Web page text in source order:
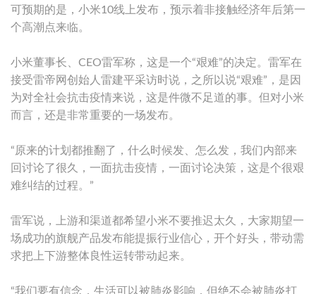
可预期的是，小米10线上发布，预示着非接触经济年后第一
个高潮点来临。
小米董事长、CEO雷军称，这是一个“艰难”的决定。雷军在
接受雷帝网创始人雷建平采访时说，之所以说“艰难”，是因
为对全社会抗击疫情来说，这是件微不足道的事。但对小米
而言，还是非常重要的一场发布。
“原来的计划都推翻了，什么时候发、怎么发，我们内部来
回讨论了很久，一面抗击疫情，一面讨论决策，这是个很艰
难纠结的过程。”
雷军说，上游和渠道都希望小米不要推迟太久，大家期望一
场成功的旗舰产品发布能提振行业信心，开个好头，带动需
求把上下游整体良性运转带动起来。
“我们要有信念，生活可以被肺炎影响，但绝不会被肺炎打